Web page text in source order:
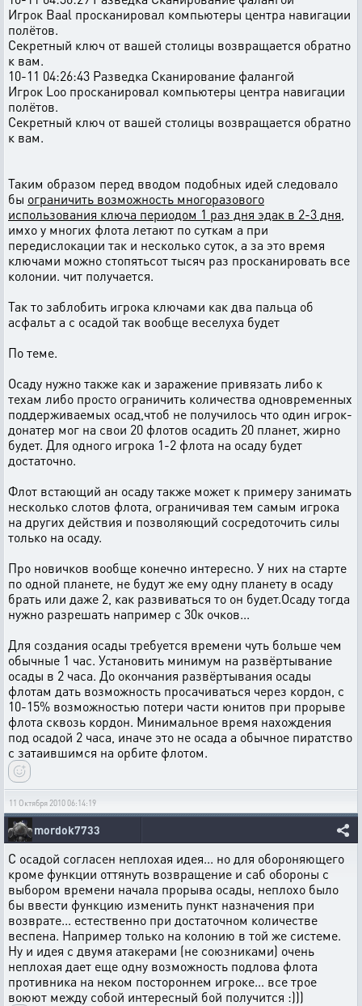
Игрок Baal просканировал компьютеры центра навигации
полётов.
Секретный ключ от вашей столицы возвращается обратно
к вам.
10-11 04:26:43 Разведка Сканирование фалангой
Игрок Loo просканировал компьютеры центра навигации
полётов.
Секретный ключ от вашей столицы возвращается обратно
к вам.
Таким образом перед вводом подобных идей следовало
бы ограничить возможность многоразового
использования ключа периодом 1 раз дня эдак в 2-3 дня
имхо у многих флота летают по суткам а при
передислокации так и несколько суток, а за это время
ключами можно стопятьсот тысяч раз просканировать все
колонии. чит получается.
Так то заблобить игрока ключами как два пальца об
асфальт а с осадой так вообще веселуха будет
По теме.
Осаду нужно также как и заражение привязать либо к
техам либо просто ограничить количества одновременных
поддерживаемых осад,чтоб не получилось что один игрок-
донатер мог на свои 20 флотов осадить 20 планет, жирно
будет. Для одного игрока 1-2 флота на осаду будет
достаточно.
Флот встающий ан осаду также может к примеру занимать
несколько слотов флота, ограничивая тем самым игрока
на других действия и позволяющий сосредоточить силы
только на осаду.
Про новичков вообще конечно интересно. У них на старте
по одной планете, не будут же ему одну планету в осаду
брать или даже 2, как развиваться то он будет.Осаду тогда
нужно разрешать например с 30к очков...
Для создания осады требуется времени чуть больше чем
обычные 1 час. Установить минимум на развёртывание
осады в 2 часа. До окончания развёртывания осады
флотам дать возможность просачиваться через кордон, с
10-15% возможностью потери части юнитов при прорыве
флота сквозь кордон. Минимальное время нахождения
под осадой 2 часа, иначе это не осада а обычное пиратство
с затаившимся на орбите флотом.
11 Октября 2010 06:14:19
mordok7733
С осадой согласен неплохая идея... но для обороняющего
кроме функции оттянуть возвращение и саб обороны с
выбором времени начала прорыва осады, неплохо было
бы ввести функцию изменить пункт назначения при
возврате... естественно при достаточном количестве
веспена. Например только на колонию в той же системе.
Ну и идея с двумя атакерами (не союзниками) очень
неплохая дает еще одну возможность подлова флота
противника на неком постороннем игроке... все трое
воюют между собой интересный бой получится :)))